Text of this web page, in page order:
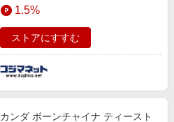
1.5%
ストアにすすむ
カンダ ボーンチャイナ ティースト